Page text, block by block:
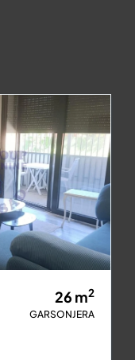
26 m2
GARSONJERA